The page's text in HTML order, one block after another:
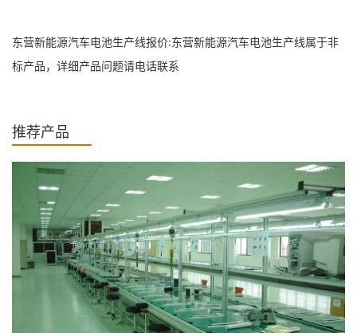
东营新能源汽车电池生产线报价:东营新能源汽车电池生产线属于非
标产品，详细产品问题请电话联系
推荐产品